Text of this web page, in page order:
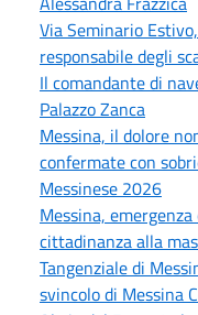
Via Seminario
responsabile degli
Il comandante di
Palazzo Zanca
Messina, il dolore
confermate con
Messinese 2026
Messina,
cittadinanza alla
Tangenziale di
svincolo di Messina